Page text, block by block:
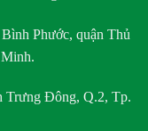
Phước, quận Thủ
Trưng Đông, Q.2, Tp.